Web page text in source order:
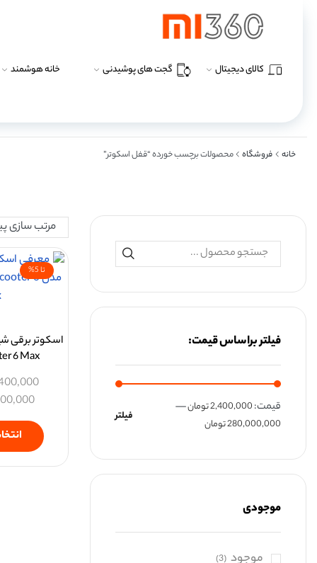
کالای دیجیتال گجت های پوشیدنی خانه هوشمند
خانه فروشگاه محصولات برچسب خورده “قفل اسکوتر”
تا 5%
6 Max
فیلتر براساس قیمت:
فیلتر
قيمت:2,400,000 تومان —
280,000,000 تومان
موجودی
موجود (3)